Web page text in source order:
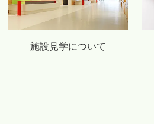
施設見学について